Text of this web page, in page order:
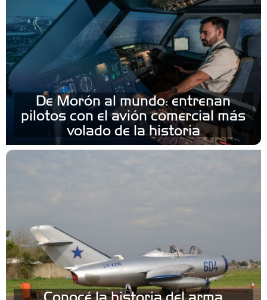
De Morón al mundo: entrenan
pilotos con el avión comercial más
volado de la historia
Conocé la historia del arma